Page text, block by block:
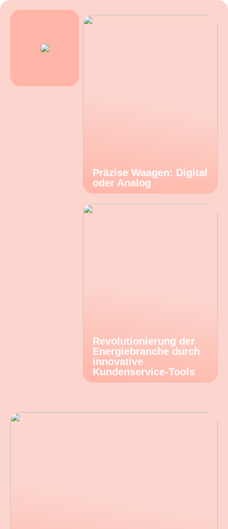
Präzise Waagen: Digital
oder Analog
Revolutionierung der
Energiebranche durch
innovative
Kundenservice-Tools